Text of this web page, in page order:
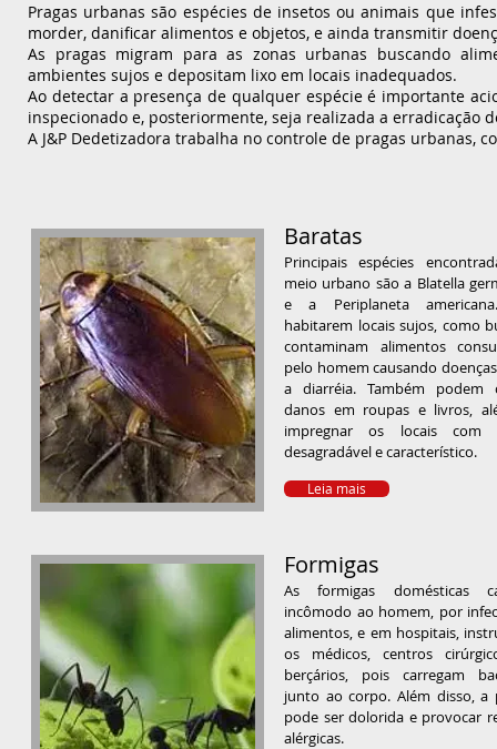
Pragas urbanas são espécies de insetos ou animais que
morder, danificar alimentos e objetos, e ainda transmitir
As pragas migram para as zonas urbanas buscando
ambientes sujos e depositam lixo em locais inadequados.
Ao detectar a presença de qualquer espécie é importante
inspecionado e, posteriormente, seja realizada a erradicação
A J&P Dedetizadora trabalha no controle de pragas urbanas,
Baratas
Principais espécies
meio urbano são a Blatella
e a Periplaneta
habitarem locais sujos, como
contaminam alimentos
pelo homem causando
a diarréia. Também podem
danos em roupas e livros,
impregnar os locais com
desagradável e característico.
Leia mais
Formigas
As formigas domésticas
incômodo ao homem, por
alimentos, e em hospitais,
os médicos, centros
berçários, pois carregam
junto ao corpo. Além disso, a
pode ser dolorida e provocar
alérgicas.